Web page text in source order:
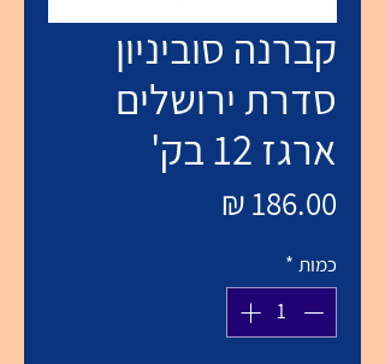
קברנה סוביניון
סדרת ירושלים
ארגז 12 בק'
כמות *